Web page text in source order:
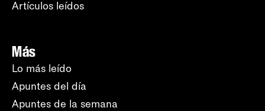
Artículos leídos
Más
Lo más leído
Apuntes del día
Apuntes de la semana